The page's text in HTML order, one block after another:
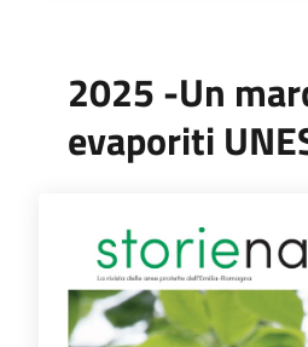
2025 -Un
evaporiti